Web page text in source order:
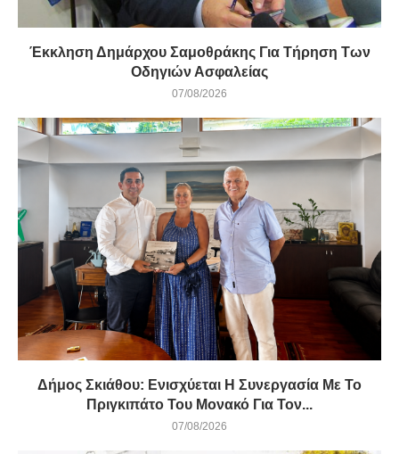
Έκκληση Δημάρχου Σαμοθράκης Για Τήρηση Των
Οδηγιών Ασφαλείας
07/08/2026
Δήμος Σκιάθου: Ενισχύεται Η Συνεργασία Με Το
Πριγκιπάτο Του Μονακό Για Τον...
07/08/2026